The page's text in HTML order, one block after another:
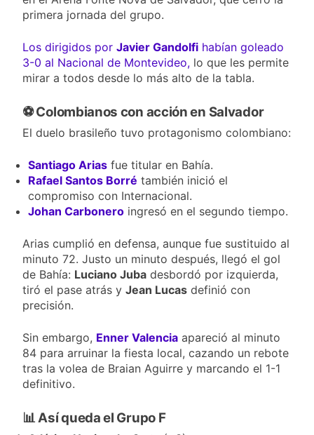
primera jornada del grupo.
Los dirigidos por Javier Gandolfi habían goleado
3-0 al Nacional de Montevideo, lo que les permite
mirar a todos desde lo más alto de la tabla.
⚽ Colombianos con acción en Salvador
El duelo brasileño tuvo protagonismo colombiano:
Santiago Arias fue titular en Bahía.
Rafael Santos Borré también inició el
compromiso con Internacional.
Johan Carbonero ingresó en el segundo tiempo.
Arias cumplió en defensa, aunque fue sustituido al
minuto 72. Justo un minuto después, llegó el gol
de Bahía: Luciano Juba desbordó por izquierda,
tiró el pase atrás y Jean Lucas definió con
precisión.
Sin embargo, Enner Valencia apareció al minuto
84 para arruinar la fiesta local, cazando un rebote
tras la volea de Braian Aguirre y marcando el 1-1
definitivo.
📊 Así queda el Grupo F